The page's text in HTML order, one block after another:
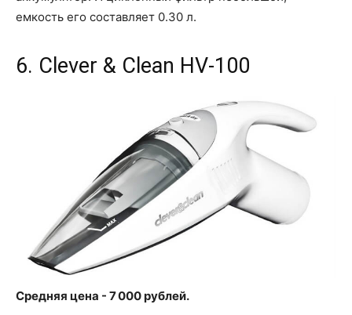
емкость его составляет 0.30 л.
6. Clever & Clean HV-100
Средняя цена - 7 000 рублей.